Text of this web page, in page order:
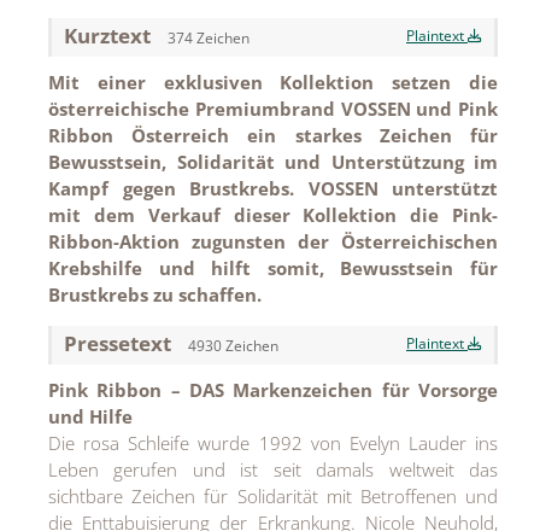
TK Maxx
True Co.
VOSSEN
WELEDA
MEDIA
ÜBER
KONTAKT
Kurztext 374 Zeichen Plaintext
Mit einer exklusiven Kollektion setzen die
österreichische Premiumbrand VOSSEN und Pink
Ribbon Österreich ein starkes Zeichen für
Bewusstsein, Solidarität und Unterstützung im
Kampf gegen Brustkrebs. VOSSEN unterstützt
mit dem Verkauf dieser Kollektion die Pink-
Ribbon-Aktion zugunsten der Österreichischen
Krebshilfe und hilft somit, Bewusstsein für
Brustkrebs zu schaffen.
Pressetext 4930 Zeichen Plaintext
Pink Ribbon – DAS Markenzeichen für Vorsorge
und Hilfe
Die rosa Schleife wurde 1992 von Evelyn Lauder ins
Leben gerufen und ist seit damals weltweit das
sichtbare Zeichen für Solidarität mit Betroffenen und
die Enttabuisierung der Erkrankung. Nicole Neuhold,